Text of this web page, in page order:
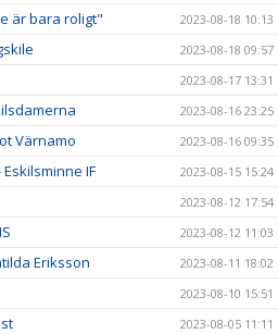
är bara roligt" 2023-08-18 10:13
2023-08-18 09:57
2023-08-17 13:31
2023-08-16 23:25
Värnamo 2023-08-16 09:35
IF 2023-08-15 15:24
2023-08-12 17:54
2023-08-12 11:03
Eriksson 2023-08-11 18:02
2023-08-10 15:51
2023-08-05 11:11